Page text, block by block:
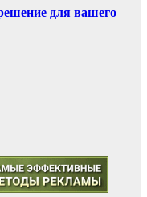
для вашего